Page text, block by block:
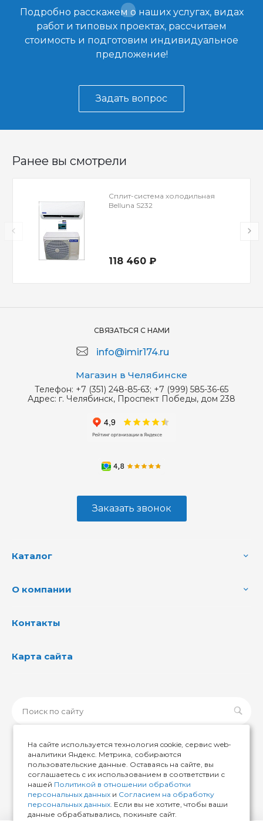
Подробно расскажем о наших услугах, видах
работ и типовых проектах, рассчитаем
стоимость и подготовим индивидуальное
предложение!
Задать вопрос
Ранее вы смотрели
Сплит-система холодильная
Belluna S232
118 460 ₽
СВЯЗАТЬСЯ С НАМИ
info@imir174.ru
Магазин в Челябинске
Телефон: +7 (351) 248-85-63; +7 (999) 585-36-65
Адрес: г. Челябинск, Проспект Победы, дом 238
Заказать звонок
Каталог
О компании
Контакты
Карта сайта
© 2026 ИМИР174, Все права защищены
На сайте используется технология cookie, сервис web-
аналитики Яндекс. Метрика, собираются
пользовательские данные. Оставаясь на сайте, вы
соглашаетесь с их использованием в соответствии с
нашей Политикой в отношении обработки
персональных данных и Согласием на обработку
персональных данных. Если вы не хотите, чтобы ваши
данные обрабатывались, покиньте сайт.